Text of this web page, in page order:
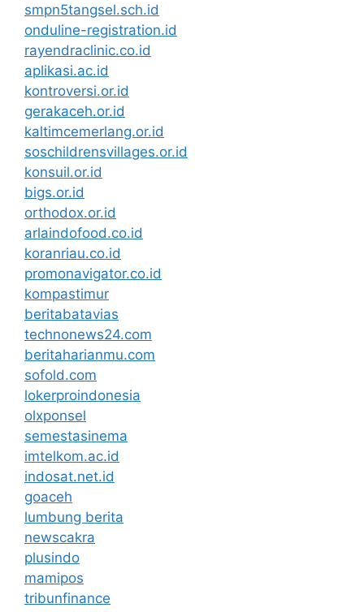
smpn5tangsel.sch.id
onduline-registration.id
rayendraclinic.co.id
aplikasi.ac.id
kontroversi.or.id
gerakaceh.or.id
kaltimcemerlang.or.id
soschildrensvillages.or.id
konsuil.or.id
bigs.or.id
orthodox.or.id
arlaindofood.co.id
koranriau.co.id
promonavigator.co.id
kompastimur
beritabatavias
technonews24.com
beritaharianmu.com
sofold.com
lokerproindonesia
olxponsel
semestasinema
imtelkom.ac.id
indosat.net.id
goaceh
lumbung berita
newscakra
plusindo
mamipos
tribunfinance